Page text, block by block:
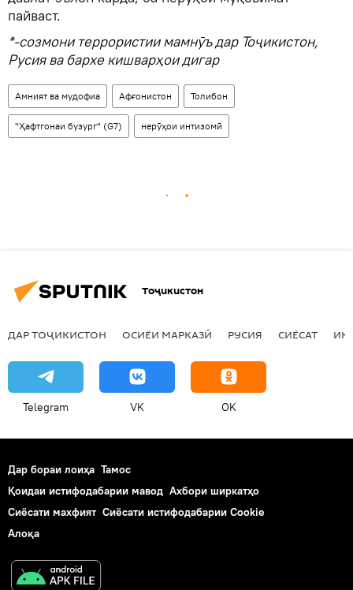
пайваст.
*-созмони террористии мамнӯъ дар Тоҷикистон,
Русия ва бархе кишварҳои дигар
Амният ва мудофиа Афғонистон Толибон
"Ҳафтгонаи бузург" (G7) нерӯҳои интизомӣ
Тоҷикистон
ДАР ТОҶИКИСТОН ОСИЁИ МАРКАЗӢ РУСИЯ СИЁСАТ
Telegram VK OK
Дар бораи лоиҳа Тамос
Қоидаи истифодабарии мавод Ахбори ширкатҳо
Сиёсати махфият Сиёсати истифодабарии Cookie
Алоқа